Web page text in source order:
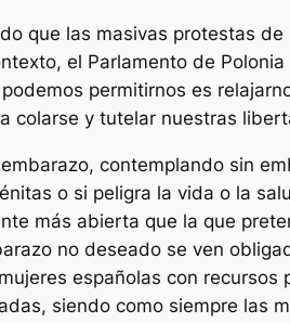
que las masivas protestas
el Parlamento de
permitirnos es
colarse y tutelar nuestras
contemplando sin
o si peligra la vida o la
más abierta que la que
no deseado se ven
españolas con
siendo como siempre las